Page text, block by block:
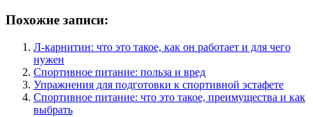
Похожие записи:
Л-карнитин: что это такое, как он работает и для чего
нужен
Спортивное питание: польза и вред
Упражнения для подготовки к спортивной эстафете
Спортивное питание: что это такое, преимущества и как
выбрать